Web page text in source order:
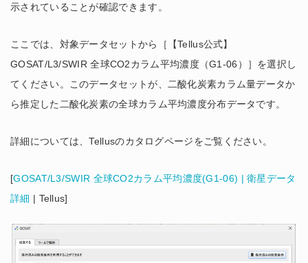
示されていることが確認できます。
ここでは、対象データセットから［【Tellus公式】
GOSAT/L3/SWIR 全球CO2カラム平均濃度（G1-06）］を選択し
てください。このデータセットが、二酸化炭素カラム量データか
ら推定した二酸化炭素の全球カラム平均濃度分布データです。
詳細については、Tellusのカタログページをご覧ください。
[GOSAT/L3/SWIR 全球CO2カラム平均濃度(G1-06) | 衛星データ
詳細 | Tellus]